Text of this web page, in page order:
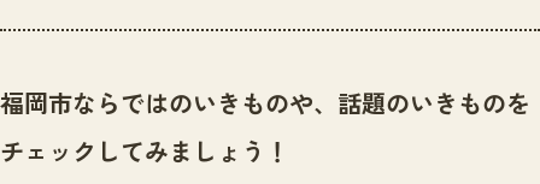
センター紹介
センター紹介TOP
サイトポリシー
ニュース
いきものガイド
福岡市ならではのいきものや、話題のいきものを
チェックしてみましょう！